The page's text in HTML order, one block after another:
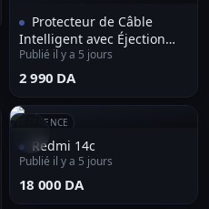
Protecteur de Câble
Intelligent avec Éjection
Automatique et Anti-
Surcharge - وصلة حماية
التلقائي
Publié il y a 5 jours
⁦2 990 DA⁩
RÉFÉRENCE
Redmi 14c
Publié il y a 5 jours
⁦18 000 DA⁩